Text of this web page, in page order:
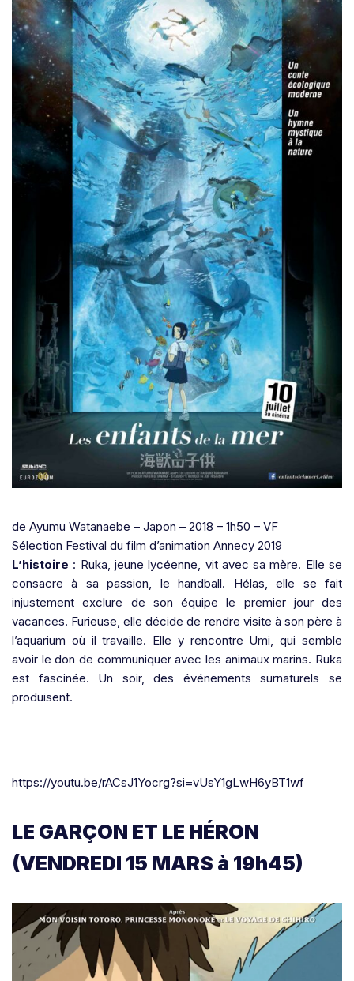
de Ayumu Watanaebe – Japon – 2018 – 1h50 – VF
Sélection Festival du film d’animation Annecy 2019
L’histoire : Ruka, jeune lycéenne, vit avec sa mère. Elle se
consacre à sa passion, le handball. Hélas, elle se fait
injustement exclure de son équipe le premier jour des
vacances. Furieuse, elle décide de rendre visite à son père à
l’aquarium où il travaille. Elle y rencontre Umi, qui semble
avoir le don de communiquer avec les animaux marins. Ruka
est fascinée. Un soir, des événements surnaturels se
produisent.
https://youtu.be/rACsJ1Yocrg?si=vUsY1gLwH6yBT1wf
LE GARÇON ET LE HÉRON
(VENDREDI 15 MARS à 19h45)